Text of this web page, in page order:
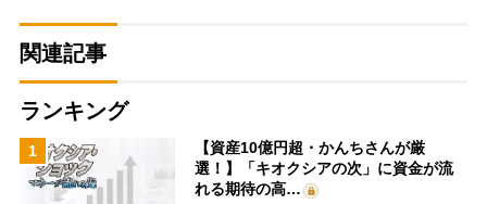
関連記事
ランキング
1
【資産10億円超・かんちさんが厳
選！】「キオクシアの次」に資金が流
れる期待の高…